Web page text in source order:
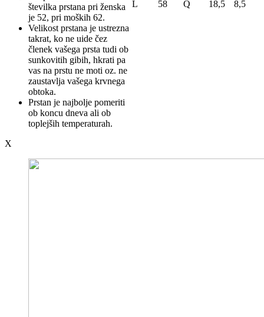
številka prstana pri ženska
je 52, pri moških 62.
Velikost prstana je ustrezna
takrat, ko ne uide čez
členek vašega prsta tudi ob
sunkovitih gibih, hkrati pa
vas na prstu ne moti oz. ne
zaustavlja vašega krvnega
obtoka.
Prstan je najbolje pomeriti
ob koncu dneva ali ob
toplejših temperaturah.
L
58 Q 18,5 8,5
X